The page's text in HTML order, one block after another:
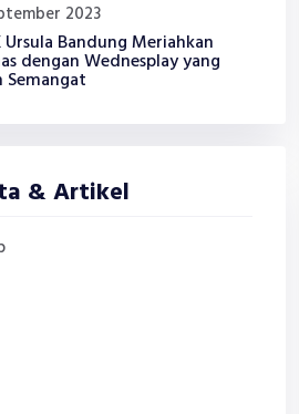
2023
Ursula Bandung Meriahkan
dengan Wednesplay yang
Semangat
& Artikel